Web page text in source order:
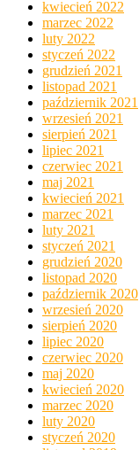
kwiecień 2022
marzec 2022
luty 2022
styczeń 2022
grudzień 2021
listopad 2021
październik 2021
wrzesień 2021
sierpień 2021
lipiec 2021
czerwiec 2021
maj 2021
kwiecień 2021
marzec 2021
luty 2021
styczeń 2021
grudzień 2020
listopad 2020
październik 2020
wrzesień 2020
sierpień 2020
lipiec 2020
czerwiec 2020
maj 2020
kwiecień 2020
marzec 2020
luty 2020
styczeń 2020